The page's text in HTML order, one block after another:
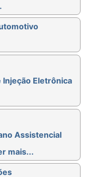
Eletrônica
Assistencial
mais...